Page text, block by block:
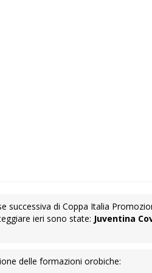
successiva di Coppa Italia
ieri sono state: Juventina
delle formazioni orobiche: